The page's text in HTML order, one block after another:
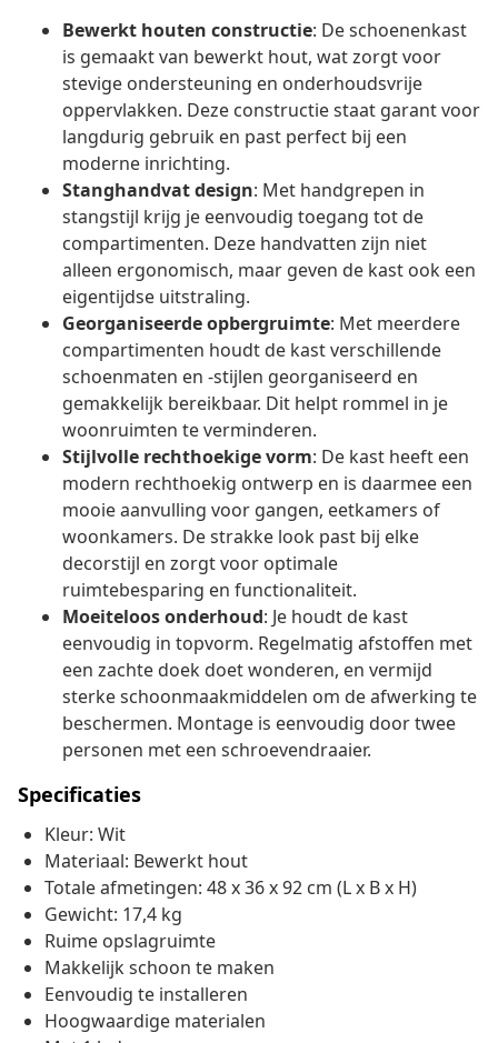
Bewerkt houten constructie: De schoenenkast
is gemaakt van bewerkt hout, wat zorgt voor
stevige ondersteuning en onderhoudsvrije
oppervlakken. Deze constructie staat garant voor
langdurig gebruik en past perfect bij een
moderne inrichting.
Stanghandvat design: Met handgrepen in
stangstijl krijg je eenvoudig toegang tot de
compartimenten. Deze handvatten zijn niet
alleen ergonomisch, maar geven de kast ook een
eigentijdse uitstraling.
Georganiseerde opbergruimte: Met meerdere
compartimenten houdt de kast verschillende
schoenmaten en -stijlen georganiseerd en
gemakkelijk bereikbaar. Dit helpt rommel in je
woonruimten te verminderen.
Stijlvolle rechthoekige vorm: De kast heeft een
modern rechthoekig ontwerp en is daarmee een
mooie aanvulling voor gangen, eetkamers of
woonkamers. De strakke look past bij elke
decorstijl en zorgt voor optimale
ruimtebesparing en functionaliteit.
Moeiteloos onderhoud: Je houdt de kast
eenvoudig in topvorm. Regelmatig afstoffen met
een zachte doek doet wonderen, en vermijd
sterke schoonmaakmiddelen om de afwerking te
beschermen. Montage is eenvoudig door twee
personen met een schroevendraaier.
Specificaties
Kleur: Wit
Materiaal: Bewerkt hout
Totale afmetingen: 48 x 36 x 92 cm (L x B x H)
Gewicht: 17,4 kg
Ruime opslagruimte
Makkelijk schoon te maken
Eenvoudig te installeren
Hoogwaardige materialen